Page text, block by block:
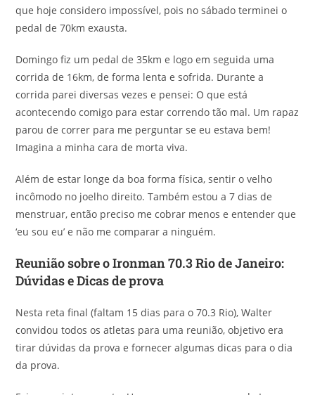
que hoje considero impossível, pois no sábado terminei o
pedal de 70km exausta.
Domingo fiz um pedal de 35km e logo em seguida uma
corrida de 16km, de forma lenta e sofrida. Durante a
corrida parei diversas vezes e pensei: O que está
acontecendo comigo para estar correndo tão mal. Um rapaz
parou de correr para me perguntar se eu estava bem!
Imagina a minha cara de morta viva.
Além de estar longe da boa forma física, sentir o velho
incômodo no joelho direito. Também estou a 7 dias de
menstruar, então preciso me cobrar menos e entender que
‘eu sou eu’ e não me comparar a ninguém.
Reunião sobre o Ironman 70.3 Rio de Janeiro:
Dúvidas e Dicas de prova
Nesta reta final (faltam 15 dias para o 70.3 Rio), Walter
convidou todos os atletas para uma reunião, objetivo era
tirar dúvidas da prova e fornecer algumas dicas para o dia
da prova.